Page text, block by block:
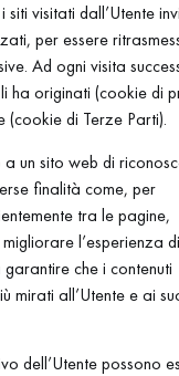
visitati dall’Utente
per essere
Ad ogni visita
ha originati (cookie di
(cookie di Terze Parti).
un sito web di
finalità come, per
tra le pagine,
l’esperienza di
che i contenuti
mirati all’Utente e ai
dell’Utente possono